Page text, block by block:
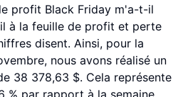
profit Black Friday m'a-t-il
à la feuille de profit et perte
disent. Ainsi, pour la
nous avons réalisé un
38 378,63 $. Cela représente
% par rapport à la semaine